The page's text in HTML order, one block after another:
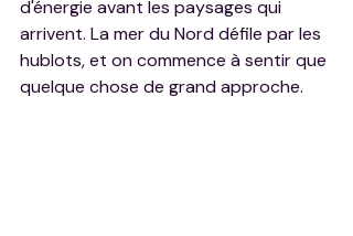
d'énergie avant les paysages qui
arrivent. La mer du Nord défile par les
hublots, et on commence à sentir que
quelque chose de grand approche.